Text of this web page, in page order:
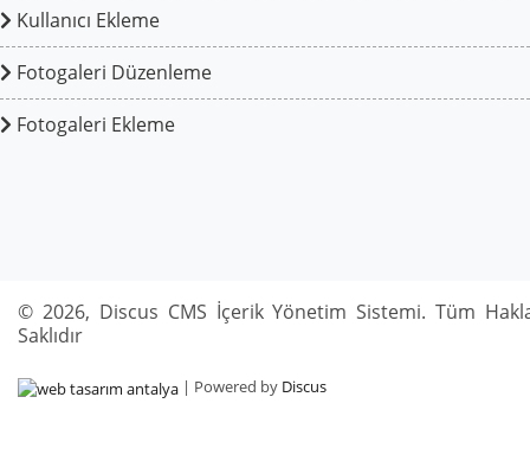
Kullanıcı Ekleme
Fotogaleri Düzenleme
Fotogaleri Ekleme
© 2026, Discus CMS İçerik Yönetim Sistemi. Tüm
Saklıdır
| Powered by Discus